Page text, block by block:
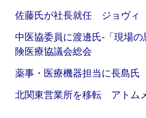
佐藤氏が社長就任 ジョヴィ
中医協委員に渡邊氏‐「現場
険医療協議会総会
薬事・医療機器担当に長島
北関東営業所を移転 アトム